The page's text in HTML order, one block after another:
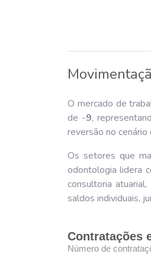
O mercado de
de -9,
reversão no
Os setores que
odontologia lidera
consultoria
saldos individuais,
Contratações
Número de